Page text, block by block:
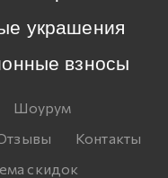
украшения
взносы
Шоурум
Контакты
скидок